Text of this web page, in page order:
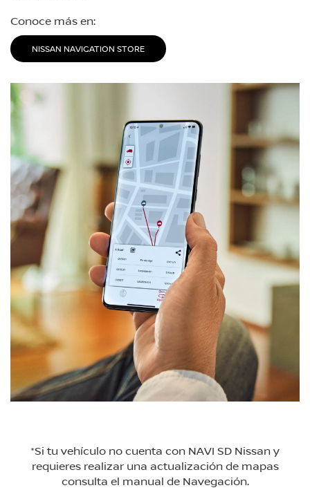
Conoce más en:
NISSAN NAVIGATION STORE
*Si tu vehículo no cuenta con NAVI SD Nissan y
requieres realizar una actualización de mapas
consulta el manual de Navegación.